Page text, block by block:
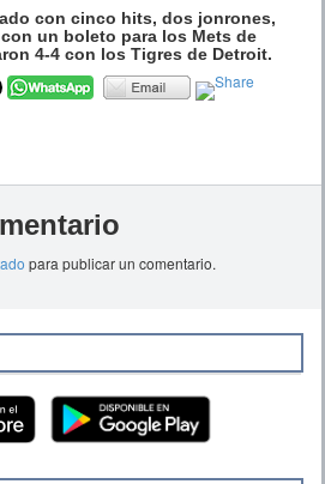
con cinco hits, dos jonrones,
un boleto para los Mets de
4-4 con los Tigres de Detroit.
para publicar un comentario.